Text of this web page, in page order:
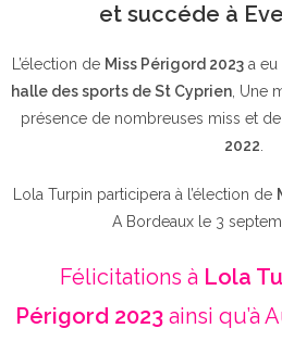
et succéde à
L’élection de Miss Périgord 2023a eu
halle des sports de St Cyprien , Une
présence de nombreuses miss et de
2022
Lola Turpin participera à l’élection de
A Bordeaux le 3
Félicitations à Lola
Périgord 2023 ainsi qu’à